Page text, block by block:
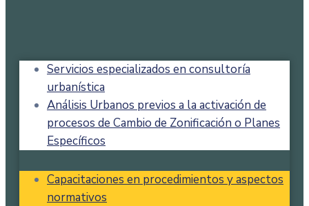
Servicios especializados en consultoría
urbanística
Análisis Urbanos previos a la activación de
procesos de Cambio de Zonificación o Planes
Específicos
Capacitaciones en procedimientos y aspectos
normativos